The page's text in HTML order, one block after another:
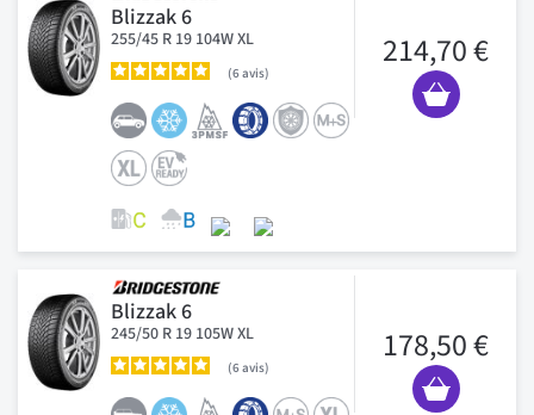
Blizzak 6
255/45 R 19 104W XL
6avis
214,70 €
Blizzak 6
245/50 R 19 105W XL
6avis
178,50 €